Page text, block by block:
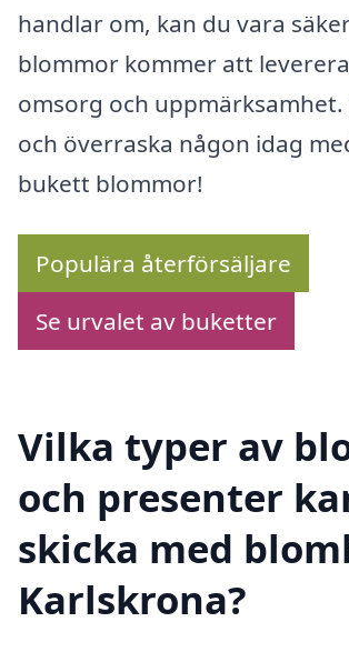
handlar om, kan du vara
blommor kommer att
omsorg och uppmärksamhet.
och överraska någon idag
bukett blommor!
Populära återförsäljare
Se urvalet av buketter
Vilka typer av
och presenter
skicka med
Karlskrona?